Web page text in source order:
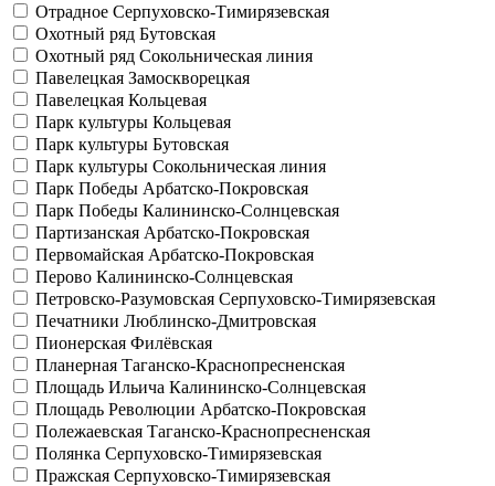
Отрадное Серпуховско-Тимирязевская
Охотный ряд Бутовская
Охотный ряд Сокольническая линия
Павелецкая Замоскворецкая
Павелецкая Кольцевая
Парк культуры Кольцевая
Парк культуры Бутовская
Парк культуры Сокольническая линия
Парк Победы Арбатско-Покровская
Парк Победы Калининско-Солнцевская
Партизанская Арбатско-Покровская
Первомайская Арбатско-Покровская
Перово Калининско-Солнцевская
Петровско-Разумовская Серпуховско-Тимирязевская
Печатники Люблинско-Дмитровская
Пионерская Филёвская
Планерная Таганско-Краснопресненская
Площадь Ильича Калининско-Солнцевская
Площадь Революции Арбатско-Покровская
Полежаевская Таганско-Краснопресненская
Полянка Серпуховско-Тимирязевская
Пражская Серпуховско-Тимирязевская